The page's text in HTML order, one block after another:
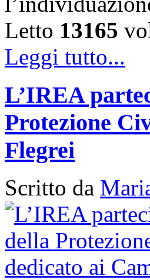
Letto 13165
Leggi tutto...
L’IREA
Protezione
Flegrei
Scritto da